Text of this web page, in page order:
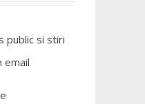
public si stiri
email